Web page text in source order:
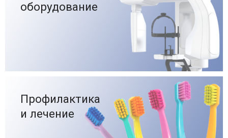
оборудование
Профилактика
и лечение